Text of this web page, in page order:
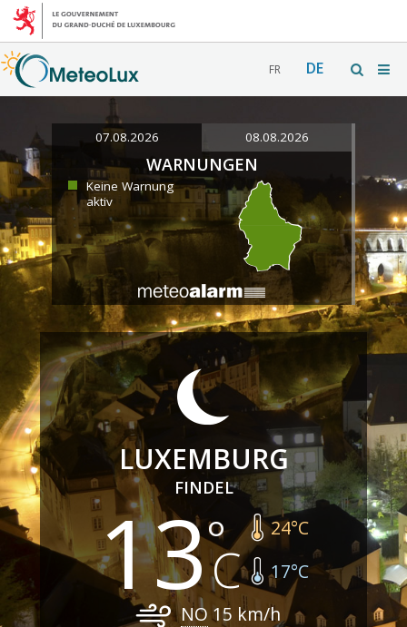
FR DE
07.08.2026 08.08.2026
WARNUNGEN
Keine Warnung
aktiv
LUXEMBURG
FINDEL
13 24°C
17°C
NO 15 km/h